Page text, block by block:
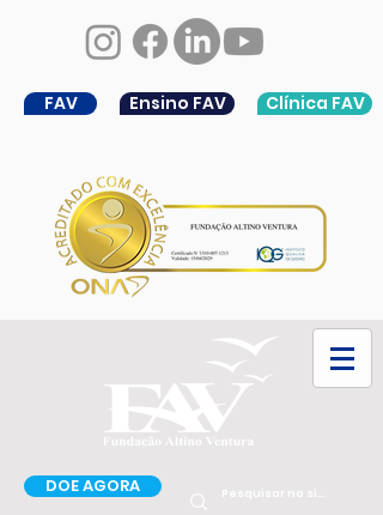
FAV Ensino FAV Clínica FAV
DOE AGORA